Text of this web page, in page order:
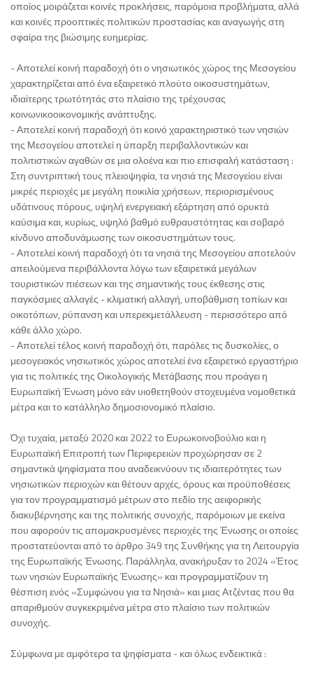
οποίος μοιράζεται κοινές προκλήσεις, παρόμοια προβλήματα, αλλά
και κοινές προοπτικές πολιτικών προστασίας και αναγωγής στη
σφαίρα της βιώσιμης ευημερίας.
- Αποτελεί κοινή παραδοχή ότι ο νησιωτικός χώρος της Μεσογείου
χαρακτηρίζεται από ένα εξαιρετικό πλούτο οικοσυστημάτων,
ιδιαίτερης τρωτότητάς στο πλαίσιο της τρέχουσας
κοινωνικοοικονομικής ανάπτυξης.
- Αποτελεί κοινή παραδοχή ότι κοινό χαρακτηριστικό των νησιών
της Μεσογείου αποτελεί η ύπαρξη περιβαλλοντικών και
πολιτιστικών αγαθών σε μια ολοένα και πιο επισφαλή κατάσταση :
Στη συντριπτική τους πλειοψηφία, τα νησιά της Μεσογείου είναι
μικρές περιοχές με μεγάλη ποικιλία χρήσεων, περιορισμένους
υδάτινους πόρους, υψηλή ενεργειακή εξάρτηση από ορυκτά
καύσιμα και, κυρίως, υψηλό βαθμό ευθραυστότητας και σοβαρό
κίνδυνο αποδυνάμωσης των οικοσυστημάτων τους.
- Αποτελεί κοινή παραδοχή ότι τα νησιά της Μεσογείου αποτελούν
απειλούμενα περιβάλλοντα λόγω των εξαιρετικά μεγάλων
τουριστικών πιέσεων και της σημαντικής τους έκθεσης στις
παγκόσμιες αλλαγές - κλιματική αλλαγή, υποβάθμιση τοπίων και
οικοτόπων, ρύπανση και υπερεκμετάλλευση - περισσότερο από
κάθε άλλο χώρο.
- Αποτελεί τέλος κοινή παραδοχή ότι, παρόλες τις δυσκολίες, ο
μεσογειακός νησιωτικός χώρος αποτελεί ένα εξαιρετικό εργαστήριο
για τις πολιτικές της Οικολογικής Μετάβασης που προάγει η
Ευρωπαϊκή Ένωση μόνο εάν υιοθετηθούν στοχευμένα νομοθετικά
μέτρα και το κατάλληλο δημοσιονομικό πλαίσιο.
Όχι τυχαία, μεταξύ 2020 και 2022 το Ευρωκοινοβούλιο και η
Ευρωπαϊκή Επιτροπή των Περιφερειών προχώρησαν σε 2
σημαντικά ψηφίσματα που αναδεικνύουν τις ιδιαιτερότητες των
νησιωτικών περιοχών και θέτουν αρχές, όρους και προϋποθέσεις
για τον προγραμματισμό μέτρων στο πεδίο της αειφορικής
διακυβέρνησης και της πολιτικής συνοχής, παρόμοιων με εκείνα
που αφορούν τις απομακρυσμένες περιοχές της Ένωσης οι οποίες
προστατεύονται από το άρθρο 349 της Συνθήκης για τη Λειτουργία
της Ευρωπαϊκής Ένωσης. Παράλληλα, ανακήρυξαν το 2024 «Έτος
των νησιών Ευρωπαϊκής Ένωσης» και προγραμματίζουν τη
θέσπιση ενός «Συμφώνου για τα Νησιά» και μιας Ατζέντας που θα
απαριθμούν συγκεκριμένα μέτρα στο πλαίσιο των πολιτικών
συνοχής.
Σύμφωνα με αμφότερα τα ψηφίσματα - και όλως ενδεικτικά :